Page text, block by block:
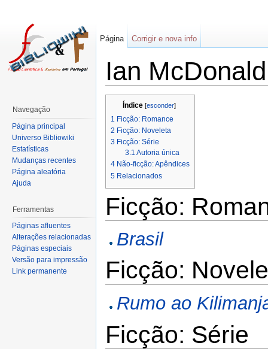
Ian McDonald
Índice [esconder]
1 Ficção: Romance
2 Ficção: Noveleta
3 Ficção: Série
3.1 Autoria única
4 Não-ficção: Apêndices
5 Relacionados
Ficção:
Brasil
Ficção:
Rumo ao
Ficção: Série
Página Corrigir e nova info
Navegação
Página principal
Universo Bibliowiki
Estatísticas
Mudanças recentes
Página aleatória
Ajuda
Ferramentas
Páginas afluentes
Alterações relacionadas
Páginas especiais
Versão para impressão
Link permanente